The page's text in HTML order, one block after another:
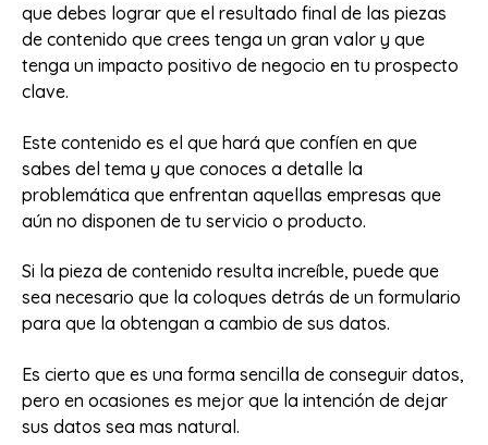
que debes lograr que el resultado final de las piezas
de contenido que crees tenga un gran valor y que
tenga un impacto positivo de negocio en tu prospecto
clave.
Este contenido es el que hará que confíen en que
sabes del tema y que conoces a detalle la
problemática que enfrentan aquellas empresas que
aún no disponen de tu servicio o producto.
Si la pieza de contenido resulta increíble, puede que
sea necesario que la coloques detrás de un formulario
para que la obtengan a cambio de sus datos.
Es cierto que es una forma sencilla de conseguir datos,
pero en ocasiones es mejor que la intención de dejar
sus datos sea mas natural.